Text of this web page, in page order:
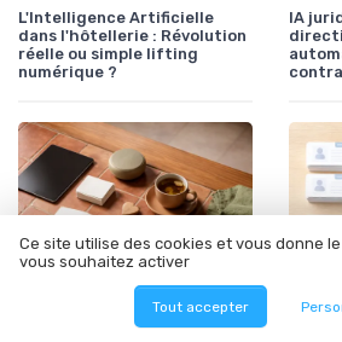
L'Intelligence Artificielle
dans l'hôtellerie : Révolution
réelle ou simple lifting
numérique ?
IA
Ce site utilise des cookies et vous donne
vous souhaitez activer
Tout accepter